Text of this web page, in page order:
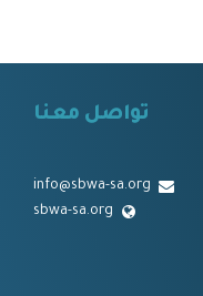
تواصل معنا
info@sbwa-sa.org
sbwa-sa.org